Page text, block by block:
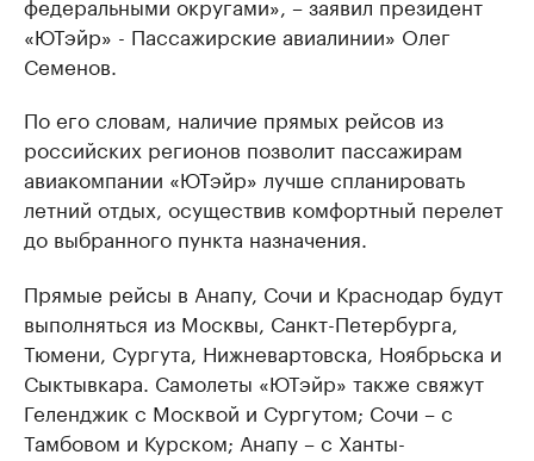
«ЮТэйр» - Пассажирские авиалинии» Олег
Семенов.
По его словам, наличие прямых рейсов из
российских регионов позволит пассажирам
авиакомпании «ЮТэйр» лучше спланировать
летний отдых, осуществив комфортный перелет
до выбранного пункта назначения.
Прямые рейсы в Анапу, Сочи и Краснодар будут
выполняться из Москвы, Санкт-Петербурга,
Тюмени, Сургута, Нижневартовска, Ноябрьска и
Сыктывкара. Самолеты «ЮТэйр» также свяжут
Геленджик с Москвой и Сургутом; Сочи – с
Тамбовом и Курском; Анапу – с Ханты-